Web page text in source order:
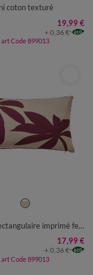
coton texturé
19,99 €
+ 0,36 €
art Code 899013
Coussin rectangulaire imprimé feuillage
17,99 €
+ 0,36 €
art Code 899013